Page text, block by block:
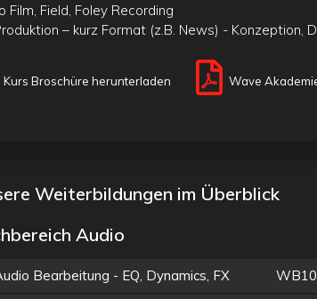
Film, Field, Foley Recording
– kurz Format (z.B. News) - Konzeption,
Kurs Broschüre herunterladen Wave
Weiterbildungen im Überblick
Audio
Bearbeitung - EQ, Dynamics, FX